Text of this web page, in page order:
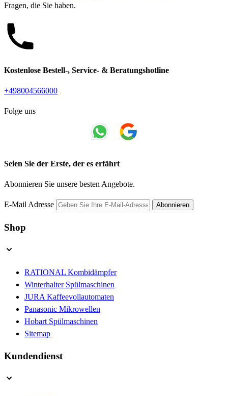
Fragen, die Sie haben.
Kostenlose Bestell-, Service- & Beratungshotline
+498004566000
Folge uns
Seien Sie der Erste, der es erfährt
Abonnieren Sie unsere besten Angebote.
E-Mail Adresse Abonnieren
Shop
RATIONAL Kombidämpfer
Winterhalter Spülmaschinen
JURA Kaffeevollautomaten
Panasonic Mikrowellen
Hobart Spülmaschinen
Sitemap
Kundendienst